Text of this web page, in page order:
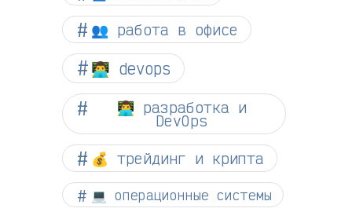
👥 работа в офисе
👨‍💻 devops
👨‍💻 разработка и
DevOps
💰 трейдинг и крипта
💻 операционные системы